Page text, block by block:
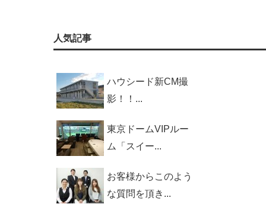
人気記事
ハウシード新CM撮
影！！...
東京ドームVIPルー
ム「スイー...
お客様からこのよう
な質問を頂き...